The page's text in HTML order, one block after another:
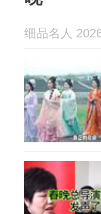
细品名人